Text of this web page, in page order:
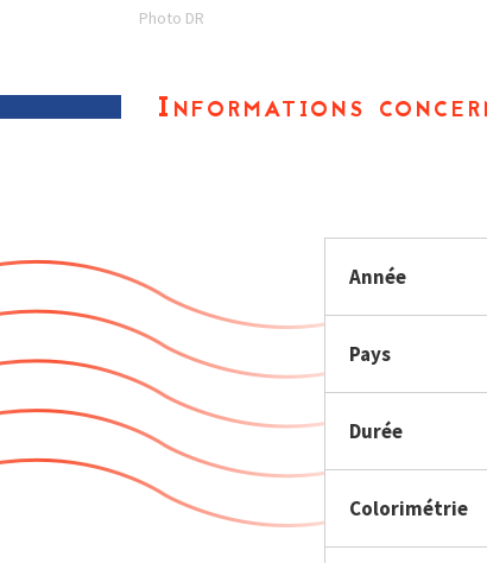
Photo DR
Informations
Année
Pays
Durée
Colorimétrie